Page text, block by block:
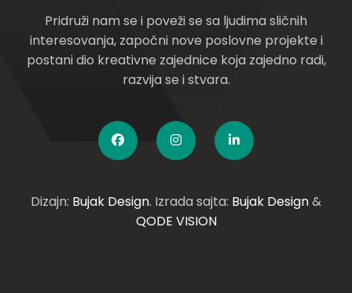
Pridruži nam se i poveži se sa ljudima sličnih
interesovanja, započni nove poslovne projekte i
postani dio kreativne zajednice koja zajedno radi,
razvija se i stvara.
Dizajn: Bujak Design. Izrada sajta: Bujak Design&
QODE VISION